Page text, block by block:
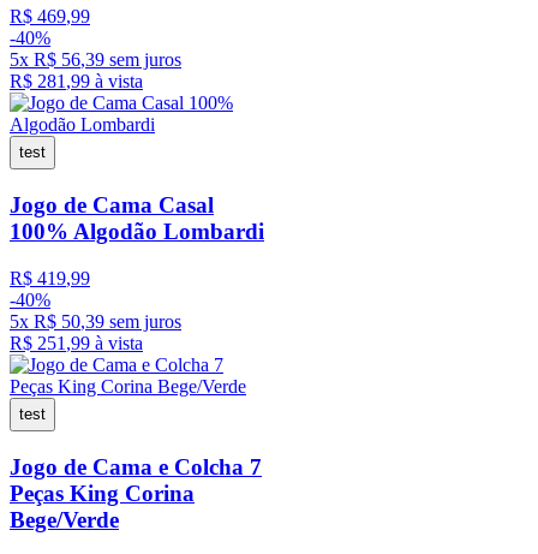
R$ 469,99
-40%
5x R$ 56,39 sem juros
R$ 281 ,99 à vista
test
Jogo de Cama Casal
100% Algodão Lombardi
R$ 419,99
-40%
5x R$ 50,39 sem juros
R$ 251 ,99 à vista
test
Jogo de Cama e Colcha 7
Peças King Corina
Bege/Verde